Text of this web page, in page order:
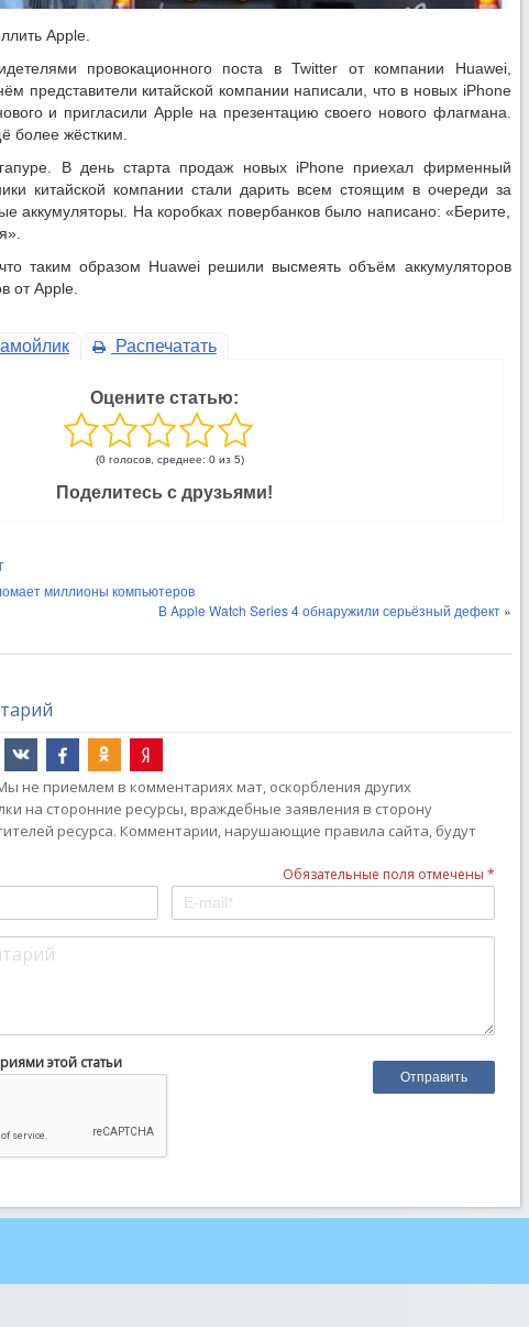
Apple.
провокационного поста в Twitter от компании Huawei,
представители китайской компании написали, что в новых iPhone
и пригласили Apple на презентацию своего нового флагмана.
более жёстким.
В день старта продаж новых iPhone приехал фирменный
китайской компании стали дарить всем стоящим в очереди за
аккумуляторы. На коробках повербанков было написано: «Берите,
таким образом Huawei решили высмеять объём аккумуляторов
от Apple.
Распечатать
Оцените статью:
(0 голосов, среднее: 0 из 5)
Поделитесь с друзьями!
миллионы компьютеров
В Apple Watch Series 4 обнаружили серьёзный дефект»
не приемлем в комментариях мат, оскорбления других
на сторонние ресурсы, враждебные заявления в сторону
ресурса. Комментарии, нарушающие правила сайта, будут
Обязательные поля отмечены *
этой статьи